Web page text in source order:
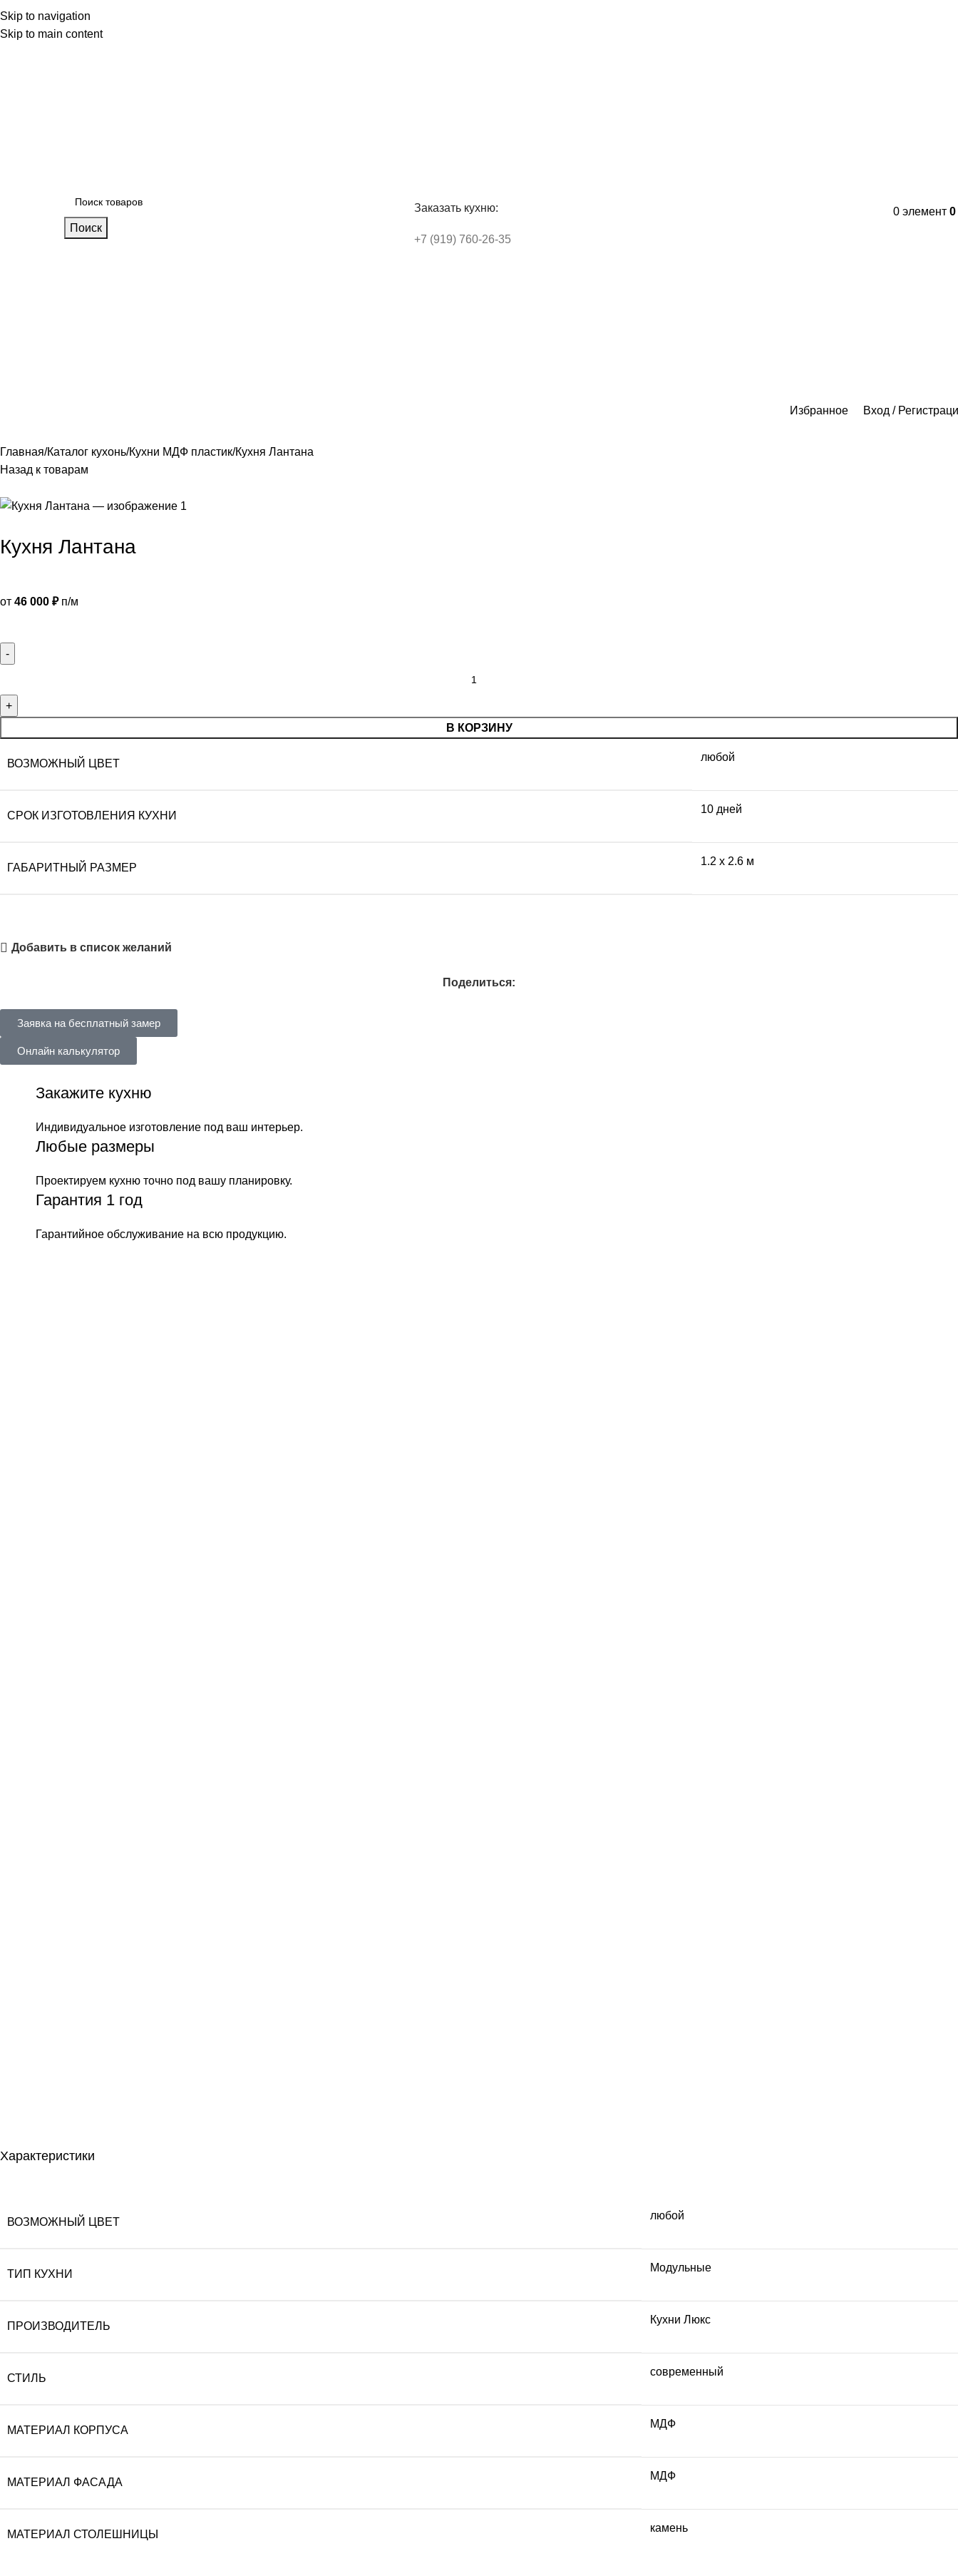
Skip to navigation
Skip to main content
БлогКалькулятор кухни
Поиск
Заказать кухню:
+7 (919) 760-26-35
0 элемент 0
Избранное Вход /
Главная Каталог кухонь Кухни МДФ пластик Кухня Лантана
Назад к товарам
Кухня Лантана
от 46 000 ₽п/м
В КОРЗИНУ
ВОЗМОЖНЫЙ ЦВЕТ
любой
СРОК ИЗГОТОВЛЕНИЯ КУХНИ
10 дней
ГАБАРИТНЫЙ РАЗМЕР
1.2 x 2.6 м
Добавить в список желаний
Поделиться:
Заявка на бесплатный замер
Онлайн калькулятор
Закажите кухню
Индивидуальное изготовление под ваш интерьер.
Любые размеры
Проектируем кухню точно под вашу планировку.
Гарантия 1 год
Гарантийное обслуживание на всю продукцию.
Характеристики
ВОЗМОЖНЫЙ ЦВЕТ
любой
ТИП КУХНИ
Модульные
ПРОИЗВОДИТЕЛЬ
Кухни Люкс
СТИЛЬ
современный
МАТЕРИАЛ КОРПУСА
МДФ
МАТЕРИАЛ ФАСАДА
МДФ
МАТЕРИАЛ СТОЛЕШНИЦЫ
камень